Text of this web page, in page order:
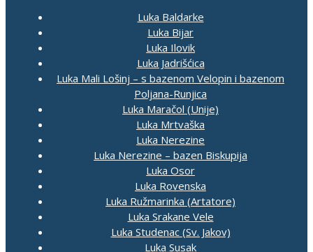
Luka Baldarke
Luka Bijar
Luka Ilovik
Luka Jadrišćica
Luka Mali Lošinj – s bazenom Velopin i bazenom
Poljana-Runjica
Luka Maračol (Unije)
Luka Mrtvaška
Luka Nerezine
Luka Nerezine – bazen Biskupija
Luka Osor
Luka Rovenska
Luka Ružmarinka (Artatore)
Luka Srakane Vele
Luka Studenac (Sv. Jakov)
Luka Susak